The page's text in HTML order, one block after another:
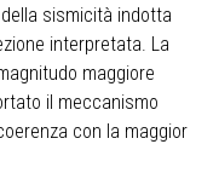
sismicità indotta
interpretata. La
maggiore
il meccanismo
con la maggior